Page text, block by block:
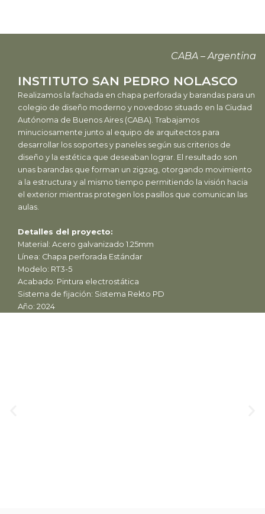
CABA – Argentina
INSTITUTO SAN PEDRO NOLASCO
Realizamos la fachada en chapa perforada y barandas para un
colegio de diseño moderno y novedoso situado en la Ciudad
Autónoma de Buenos Aires (CABA). Trabajamos
minuciosamente junto al equipo de arquitectos para
desarrollar los soportes y paneles según sus criterios de
diseño y la estética que deseaban lograr. El resultado son
unas barandas que forman un zigzag, otorgando movimiento
a la estructura y al mismo tiempo permitiendo la visión hacia
el exterior mientras protegen los pasillos que comunican las
aulas.
Detalles del proyecto:
Material: Acero galvanizado 1.25mm
Línea: Chapa perforada Estándar
Modelo: RT3-5
Acabado: Pintura electrostática
Sistema de fijación: Sistema Rekto PD
Año: 2024